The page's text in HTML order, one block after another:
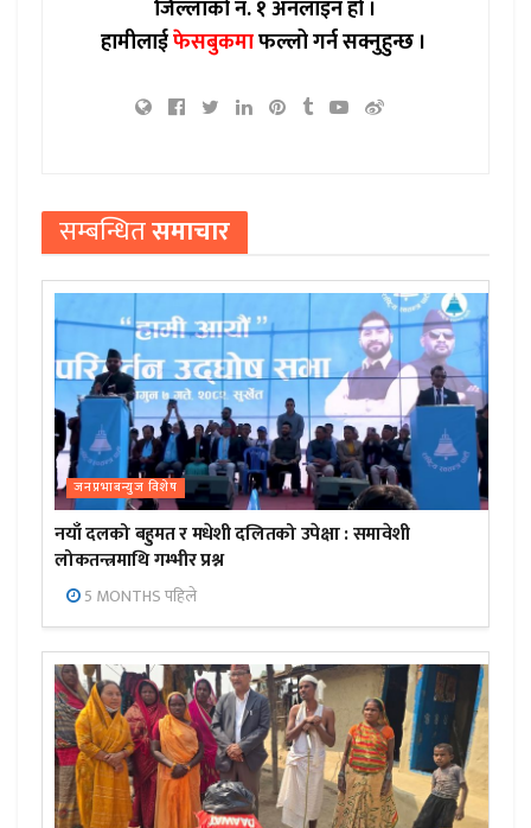
जिल्लाको नं. १ अनलाइन हो ।
हामीलाईफेसबुकमाफल्लो गर्न सक्नुहुन्छ ।
सम्बन्धितसमाचार
जनप्रभाबन्युज विशेष
नयाँ दलको बहुमत र मधेशी दलितको उपेक्षा : समावेशी
लोकतन्त्रमाथि गम्भीर प्रश्न
5 MONTHS पहिले